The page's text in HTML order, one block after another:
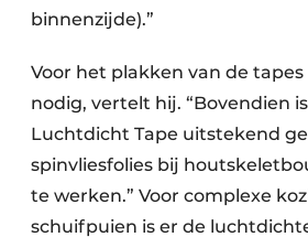
binnenzijde).”
Voor het plakken van de
nodig, vertelt hij. “Bovendien
Luchtdicht Tape uitstekend
spinvliesfolies bij
te werken.” Voor complexe
schuifpuien is er de